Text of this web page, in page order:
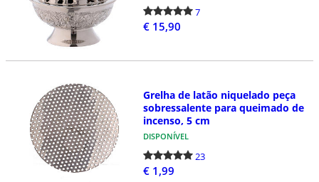
7
€ 15,90
Grelha de latão niquelado peça
sobressalente para queimado de
incenso, 5 cm
DISPONÍVEL
23
€ 1,99